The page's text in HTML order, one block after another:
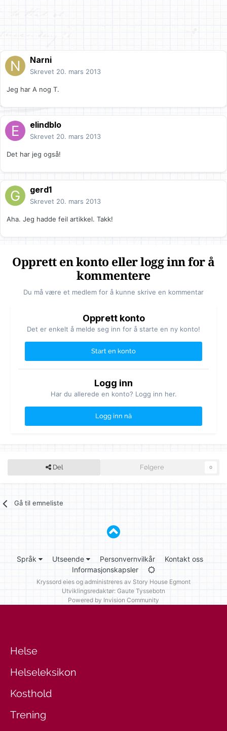
Narni
Skrevet 20. mars 2013
Jeg har A nog T.
elindblo
Skrevet 20. mars 2013
Det har jeg også!
gerd1
Skrevet 20. mars 2013
Aha. Jeg hadde feil artikkel. Takk!
Opprett en konto eller logg inn for å
kommentere
Du må være et medlem for å kunne skrive en kommentar
Opprett konto
Det er enkelt å melde seg inn for å starte en ny konto!
Start en konto
Logg inn
Har du allerede en konto? Logg inn her.
Logg inn nå
Del Følgere 0
Gå til emneliste
Språk Utseende Personvernvilkår
Kontakt oss
Informasjonskapsler
Kryssord eies og administreres av Story House Egmont
Utviklingsredaktør: Gaute Tyssebotn
Powered by Invision Community
Helse
Helseleksikon
Kosthold
Trening